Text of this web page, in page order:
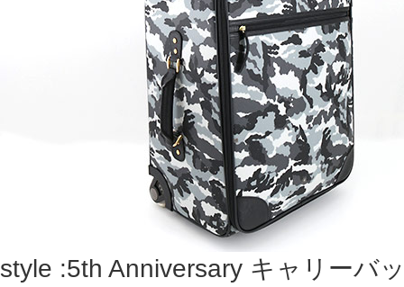
style :5th Anniversary キャリーバ